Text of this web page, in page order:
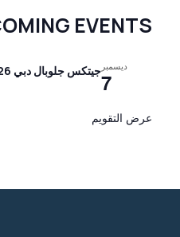
EVENTS
ديسمبر
7جيتكس جلوبال دبي 2026
عرض التقويم